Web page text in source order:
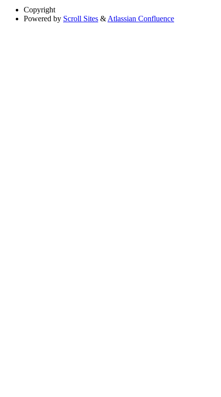
Copyright
Powered by Scroll Sites & Atlassian Confluence